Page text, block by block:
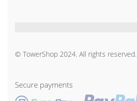
© TowerShop 2024. All rights reserved.
Secure payments